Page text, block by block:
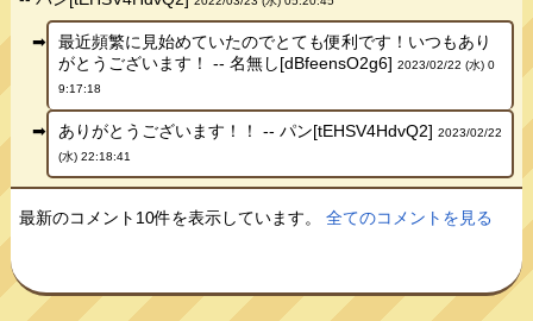
最近頻繁に見始めていたのでとても便利です！いつもあり
がとうございます！ -- 名無し[dBfeensO2g6] 2023/02/22 (水) 0
9:17:18
ありがとうございます！！ -- パン[tEHSV4HdvQ2] 2023/02/22
(水) 22:18:41
最新のコメント10件を表示しています。全てのコメントを見る